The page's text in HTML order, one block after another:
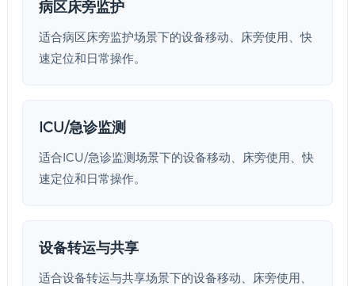
病区床旁监护
适合病区床旁监护场景下的设备移动、床旁使用、快
速定位和日常操作。
ICU/急诊监测
适合ICU/急诊监测场景下的设备移动、床旁使用、快
速定位和日常操作。
设备转运与共享
适合设备转运与共享场景下的设备移动、床旁使用、